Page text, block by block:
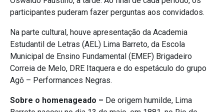
participantes puderam fazer perguntas aos convidados.
Na parte cultural, houve apresentação da Academia
Estudantil de Letras (AEL) Lima Barreto, da Escola
Municipal de Ensino Fundamental (EMEF) Brigadeiro
Correia de Melo, DRE Itaquera e do espetáculo do grupo
Agô – Performances Negras.
Sobre o homenageado – De origem humilde, Lima